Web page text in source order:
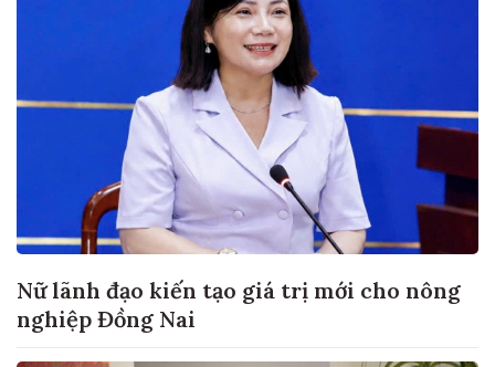
Nữ lãnh đạo kiến tạo giá trị mới cho nông
nghiệp Đồng Nai